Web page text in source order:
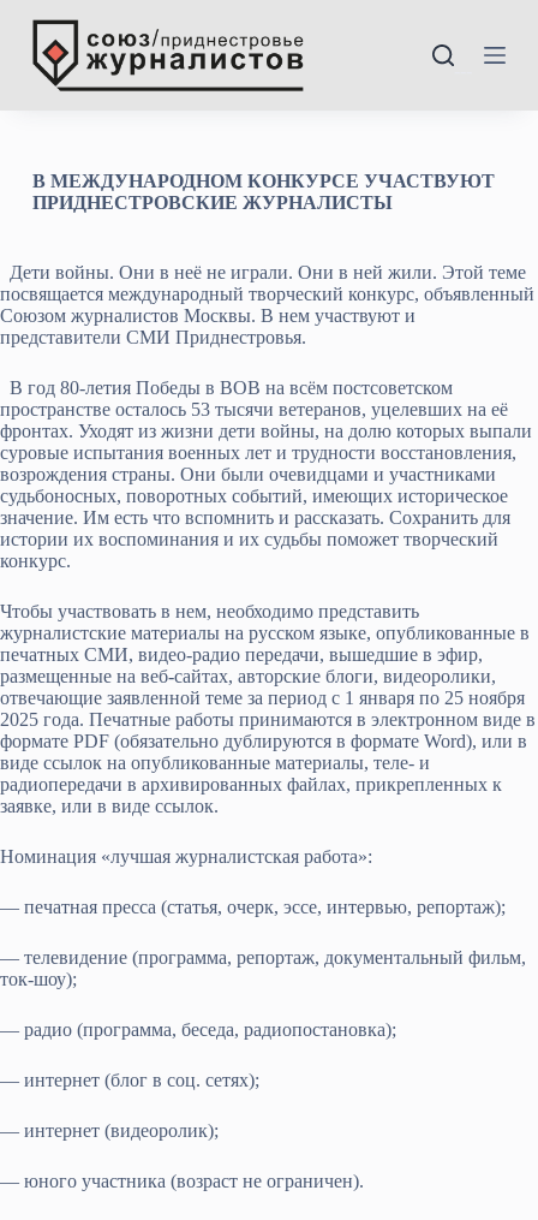
П
р
кВ МЕЖДУНАРОДНОМ КОНКУРСЕ УЧАСТВУЮТ
ПРИДНЕСТРОВСКИЕ ЖУРНАЛИСТЫ
Дети войны. Они в неё не играли. Они в ней жили. Этой теме
посвящается международный творческий конкурс, объявленный
Союзом журналистов Москвы. В нем участвуют и
представители СМИ Приднестровья.
В год 80-летия Победы в ВОВ на всём постсоветском
пространстве осталось 53 тысячи ветеранов, уцелевших на её
фронтах. Уходят из жизни дети войны, на долю которых выпали
суровые испытания военных лет и трудности восстановления,
возрождения страны. Они были очевидцами и участниками
судьбоносных, поворотных событий, имеющих историческое
значение. Им есть что вспомнить и рассказать. Сохранить для
истории их воспоминания и их судьбы поможет творческий
конкурс.
Чтобы участвовать в нем, необходимо представить
журналистские материалы на русском языке, опубликованные в
печатных СМИ, видео-радио передачи, вышедшие в эфир,
размещенные на веб-сайтах, авторские блоги, видеоролики,
отвечающие заявленной теме за период с 1 января по 25 ноября
2025 года. Печатные работы принимаются в электронном виде в
формате PDF (обязательно дублируются в формате Word), или в
виде ссылок на опубликованные материалы, теле- и
радиопередачи в архивированных файлах, прикрепленных к
заявке, или в виде ссылок.
Номинация «лучшая журналистская работа»:
— печатная пресса (статья, очерк, эссе, интервью, репортаж);
— телевидение (программа, репортаж, документальный фильм,
ток-шоу);
— радио (программа, беседа, радиопостановка);
— интернет (блог в соц. сетях);
— интернет (видеоролик);
— юного участника (возраст не ограничен).